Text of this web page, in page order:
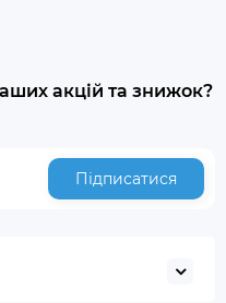
акцій та знижок?
Підписатися